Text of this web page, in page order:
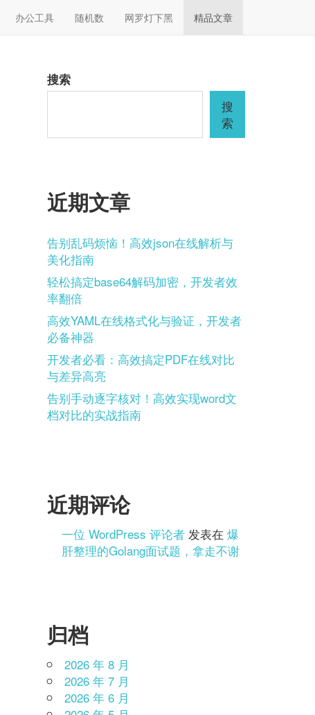
办公工具 随机数 网罗灯下黑 精品文章
搜索
搜
索
近期文章
告别乱码烦恼！高效json在线解析与
美化指南
轻松搞定base64解码加密，开发者效
率翻倍
高效YAML在线格式化与验证，开发者
必备神器
开发者必看：高效搞定PDF在线对比
与差异高亮
告别手动逐字核对！高效实现word文
档对比的实战指南
近期评论
一位 WordPress 评论者 发表在爆
肝整理的Golang面试题，拿走不谢
归档
2026 年 8 月
2026 年 7 月
2026 年 6 月